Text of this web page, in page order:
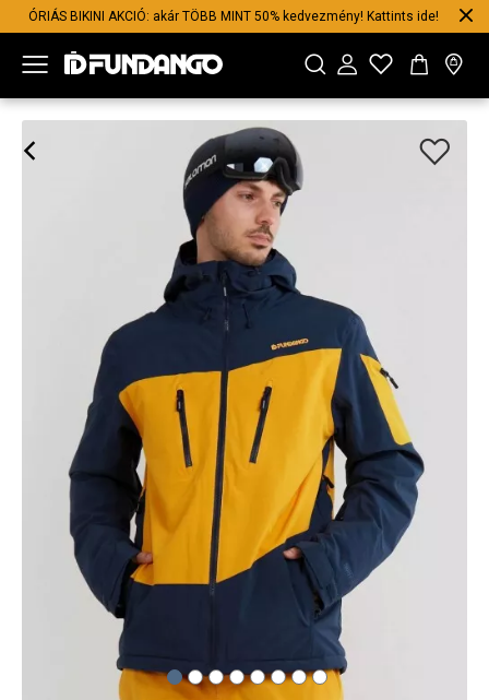
ÓRIÁS BIKINI AKCIÓ: akár TÖBB MINT 50% kedvezmény! Kattints ide!